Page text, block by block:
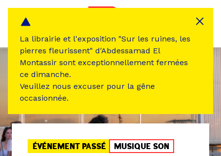
ÉVÉNEMENT PASSÉ MUSIQUE SON
La librairie et l'exposition "Sur les ruines, les
pierres fleurissent" d'Abdessamad El
Montassir sont exceptionnellement fermées
ce dimanche.
Veuillez nous excuser pour la gêne
occasionnée.
Panneau de gestion des cookies